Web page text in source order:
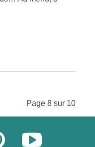
Page 8 sur 10